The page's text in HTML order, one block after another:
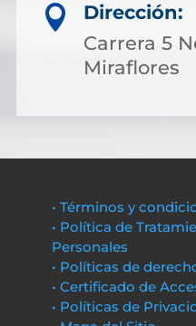

Dirección:
Carrera 5
Miraflores
• Términos y
• Política de
Personales
• Políticas de
• Certificado de
• Políticas de